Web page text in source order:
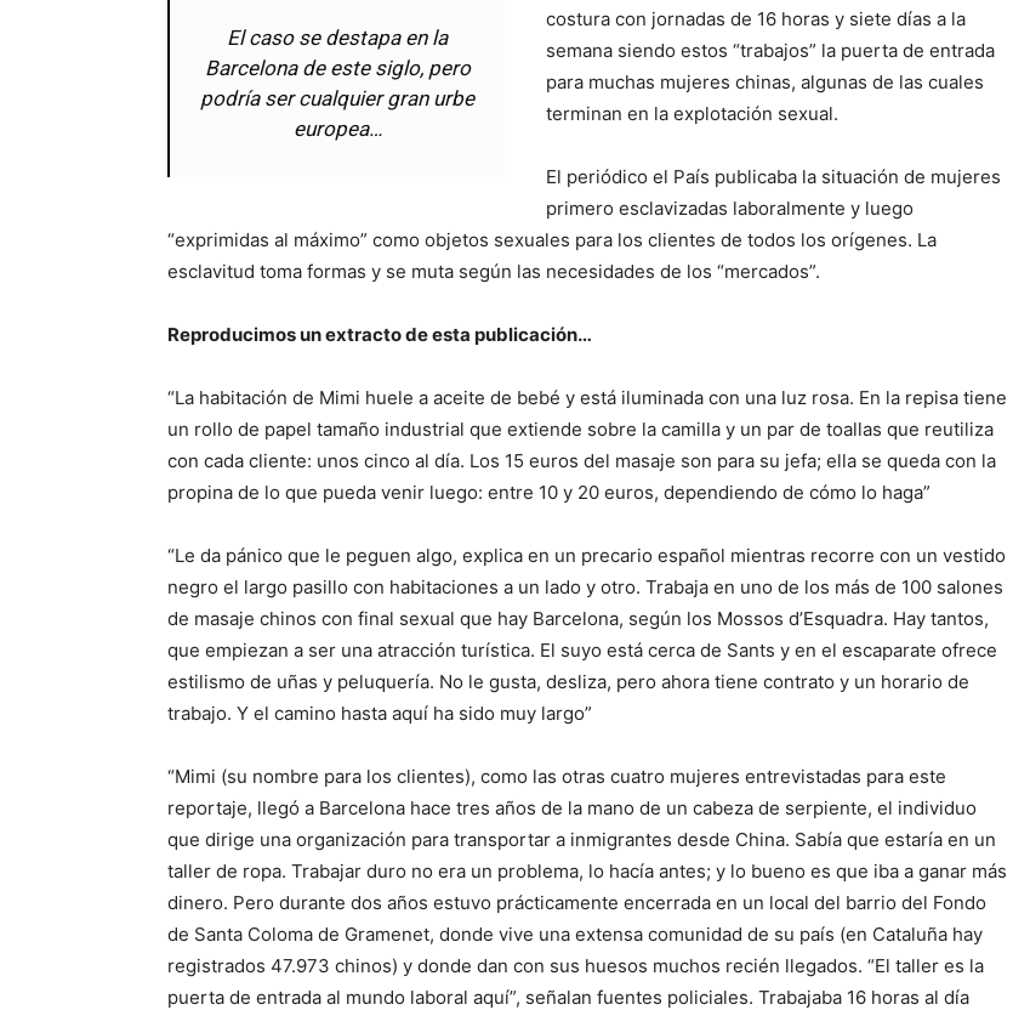
El caso se destapa en la
Barcelona de este siglo, pero
podría ser cualquier gran urbe
europea…
costura con jornadas de 16 horas y siete días a la
semana siendo estos “trabajos” la puerta de entrada
para muchas mujeres chinas, algunas de las cuales
terminan en la explotación sexual.
El periódico el País publicaba la situación de mujeres
primero esclavizadas laboralmente y luego
“exprimidas al máximo” como objetos sexuales para los clientes de todos los orígenes. La
esclavitud toma formas y se muta según las necesidades de los “mercados”.
Reproducimos un extracto de esta publicación…
“La habitación de Mimi huele a aceite de bebé y está iluminada con una luz rosa. En la repisa tiene
un rollo de papel tamaño industrial que extiende sobre la camilla y un par de toallas que reutiliza
con cada cliente: unos cinco al día. Los 15 euros del masaje son para su jefa; ella se queda con la
propina de lo que pueda venir luego: entre 10 y 20 euros, dependiendo de cómo lo haga”
“Le da pánico que le peguen algo, explica en un precario español mientras recorre con un vestido
negro el largo pasillo con habitaciones a un lado y otro. Trabaja en uno de los más de 100 salones
de masaje chinos con final sexual que hay Barcelona, según los Mossos d’Esquadra. Hay tantos,
que empiezan a ser una atracción turística. El suyo está cerca de Sants y en el escaparate ofrece
estilismo de uñas y peluquería. No le gusta, desliza, pero ahora tiene contrato y un horario de
trabajo. Y el camino hasta aquí ha sido muy largo”
“Mimi (su nombre para los clientes), como las otras cuatro mujeres entrevistadas para este
reportaje, llegó a Barcelona hace tres años de la mano de un cabeza de serpiente, el individuo
que dirige una organización para transportar a inmigrantes desde China. Sabía que estaría en un
taller de ropa. Trabajar duro no era un problema, lo hacía antes; y lo bueno es que iba a ganar más
dinero. Pero durante dos años estuvo prácticamente encerrada en un local del barrio del Fondo
de Santa Coloma de Gramenet, donde vive una extensa comunidad de su país (en Cataluña hay
registrados 47.973 chinos) y donde dan con sus huesos muchos recién llegados. “El taller es la
puerta de entrada al mundo laboral aquí”, señalan fuentes policiales. Trabajaba 16 horas al día